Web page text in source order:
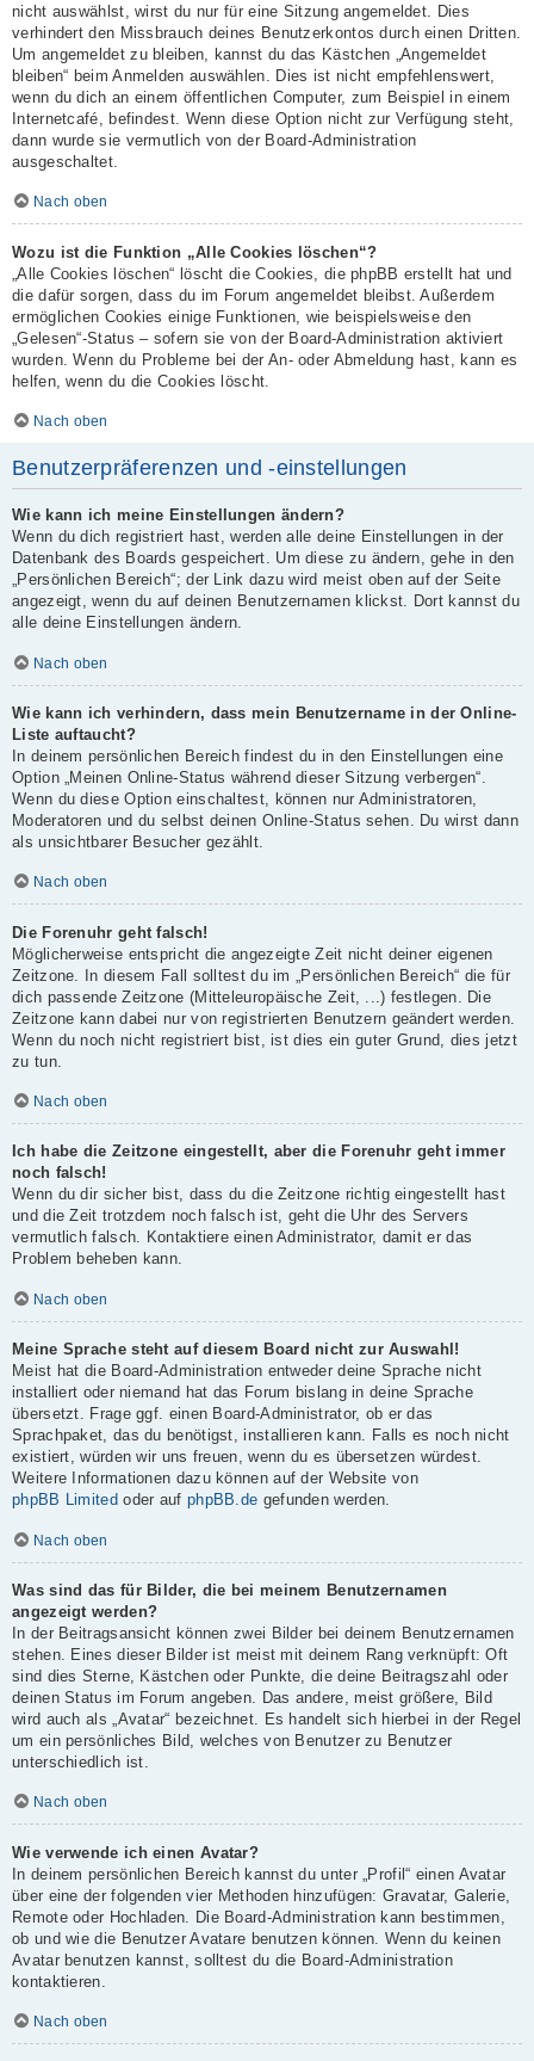
nicht auswählst, wirst du nur für eine Sitzung angemeldet. Dies
verhindert den Missbrauch deines Benutzerkontos durch einen Dritten.
Um angemeldet zu bleiben, kannst du das Kästchen „Angemeldet
bleiben“ beim Anmelden auswählen. Dies ist nicht empfehlenswert,
wenn du dich an einem öffentlichen Computer, zum Beispiel in einem
Internetcafé, befindest. Wenn diese Option nicht zur Verfügung steht,
dann wurde sie vermutlich von der Board-Administration
ausgeschaltet.
Nach oben
Wozu ist die Funktion „Alle Cookies löschen“?
„Alle Cookies löschen“ löscht die Cookies, die phpBB erstellt hat und
die dafür sorgen, dass du im Forum angemeldet bleibst. Außerdem
ermöglichen Cookies einige Funktionen, wie beispielsweise den
„Gelesen“-Status – sofern sie von der Board-Administration aktiviert
wurden. Wenn du Probleme bei der An- oder Abmeldung hast, kann es
helfen, wenn du die Cookies löscht.
Nach oben
Benutzerpräferenzen und -einstellungen
Wie kann ich meine Einstellungen ändern?
Wenn du dich registriert hast, werden alle deine Einstellungen in der
Datenbank des Boards gespeichert. Um diese zu ändern, gehe in den
„Persönlichen Bereich“; der Link dazu wird meist oben auf der Seite
angezeigt, wenn du auf deinen Benutzernamen klickst. Dort kannst du
alle deine Einstellungen ändern.
Nach oben
Wie kann ich verhindern, dass mein Benutzername in der Online-
Liste auftaucht?
In deinem persönlichen Bereich findest du in den Einstellungen eine
Option „Meinen Online-Status während dieser Sitzung verbergen“.
Wenn du diese Option einschaltest, können nur Administratoren,
Moderatoren und du selbst deinen Online-Status sehen. Du wirst dann
als unsichtbarer Besucher gezählt.
Nach oben
Die Forenuhr geht falsch!
Möglicherweise entspricht die angezeigte Zeit nicht deiner eigenen
Zeitzone. In diesem Fall solltest du im „Persönlichen Bereich“ die für
dich passende Zeitzone (Mitteleuropäische Zeit, ...) festlegen. Die
Zeitzone kann dabei nur von registrierten Benutzern geändert werden.
Wenn du noch nicht registriert bist, ist dies ein guter Grund, dies jetzt
zu tun.
Nach oben
Ich habe die Zeitzone eingestellt, aber die Forenuhr geht immer
noch falsch!
Wenn du dir sicher bist, dass du die Zeitzone richtig eingestellt hast
und die Zeit trotzdem noch falsch ist, geht die Uhr des Servers
vermutlich falsch. Kontaktiere einen Administrator, damit er das
Problem beheben kann.
Nach oben
Meine Sprache steht auf diesem Board nicht zur Auswahl!
Meist hat die Board-Administration entweder deine Sprache nicht
installiert oder niemand hat das Forum bislang in deine Sprache
übersetzt. Frage ggf. einen Board-Administrator, ob er das
Sprachpaket, das du benötigst, installieren kann. Falls es noch nicht
existiert, würden wir uns freuen, wenn du es übersetzen würdest.
Weitere Informationen dazu können auf der Website von
phpBB Limited oder auf phpBB.de gefunden werden.
Nach oben
Was sind das für Bilder, die bei meinem Benutzernamen
angezeigt werden?
In der Beitragsansicht können zwei Bilder bei deinem Benutzernamen
stehen. Eines dieser Bilder ist meist mit deinem Rang verknüpft: Oft
sind dies Sterne, Kästchen oder Punkte, die deine Beitragszahl oder
deinen Status im Forum angeben. Das andere, meist größere, Bild
wird auch als „Avatar“ bezeichnet. Es handelt sich hierbei in der Regel
um ein persönliches Bild, welches von Benutzer zu Benutzer
unterschiedlich ist.
Nach oben
Wie verwende ich einen Avatar?
In deinem persönlichen Bereich kannst du unter „Profil“ einen Avatar
über eine der folgenden vier Methoden hinzufügen: Gravatar, Galerie,
Remote oder Hochladen. Die Board-Administration kann bestimmen,
ob und wie die Benutzer Avatare benutzen können. Wenn du keinen
Avatar benutzen kannst, solltest du die Board-Administration
kontaktieren.
Nach oben